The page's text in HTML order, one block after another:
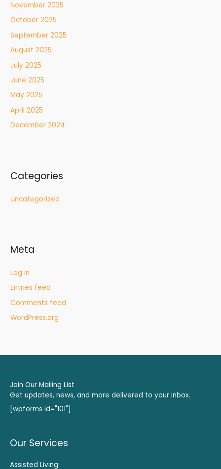
November 2025
October 2025
September 2025
August 2025
July 2025
June 2025
May 2025
April 2025
December 2024
Categories
Uncategorized
Meta
Log in
Entries feed
Comments feed
WordPress.org
Join Our Mailing List
Get updates, news, and more delivered to your inbox.
[wpforms id="101"]
Our Services
Assisted Living